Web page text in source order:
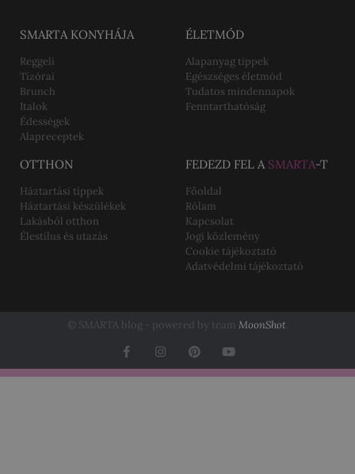
SMARTA KONYHÁJA
Reggeli
Tízórai
Brunch
Italok
Édességek
Alapreceptek
ÉLETMÓD
Alapanyag tippek
Egészséges életmód
Tudatos mindennapok
Fenntarthatóság
OTTHON
Háztartási tippek
Háztartási készülékek
Lakásból otthon
Élestílus és utazás
FEDEZD FEL A SMARTA-T
Főoldal
Rólam
Kapcsolat
Jogi közlemény
Cookie tájékoztató
Adatvédelmi tájékoztató
© SMARTA blog - powered by team MoonShot.